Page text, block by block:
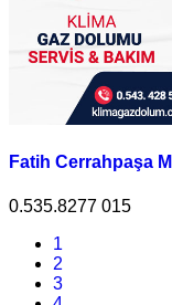
Fatih Cerrahpaşa
0.535.8277 015
1
2
3